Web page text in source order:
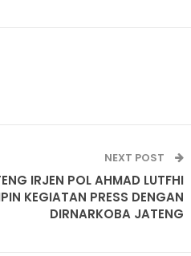
NEXT POST
IRJEN POL AHMAD LUTFHI
KEGIATAN PRESS DENGAN
DIRNARKOBA JATENG